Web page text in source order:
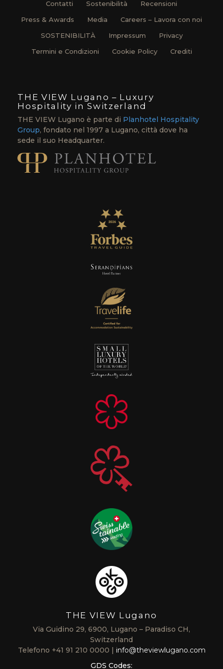
Contatti Sostenibilità
Recensioni
Press & Awards
Media
Careers – Lavora con noi
SOSTENIBILITÀ
Impressum
Privacy
Termini e Condizioni
Cookie Policy Crediti
THE VIEW Lugano – Luxury
Hospitality in Switzerland
THE VIEW Lugano è parte di Planhotel Hospitality
Group, fondato nel 1997 a Lugano, città dove ha
sede il suo Headquarter.
THE VIEW Lugano
Via Guidino 29, 6900, Lugano – Paradiso CH,
Switzerland
Telefono +41 91 210 0000
info@theviewlugano.com
GDS Codes: